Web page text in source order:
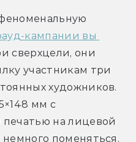
кампании вы
сверхцели, они
участникам три
художников.
мм с
на лицевой
поменяться.